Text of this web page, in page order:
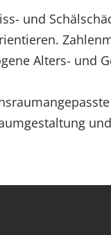
und
Alters- und